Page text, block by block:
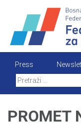
content
Press
PROMET